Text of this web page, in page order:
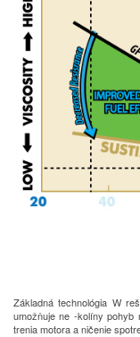
Základná technológia W
umožňuje ne -kolíny pohyb
trenia motora a ničenie